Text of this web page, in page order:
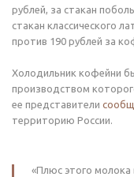
рублей, за стакан
стакан классического
против 190 рублей за
Холодильник кофейни
производством
ее представители
территорию России.
«Плюс этого